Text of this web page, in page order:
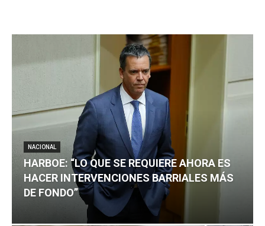
NACIONAL
HARBOE: “LO QUE SE REQUIERE AHORA ES
HACER INTERVENCIONES BARRIALES MÁS
DE FONDO”